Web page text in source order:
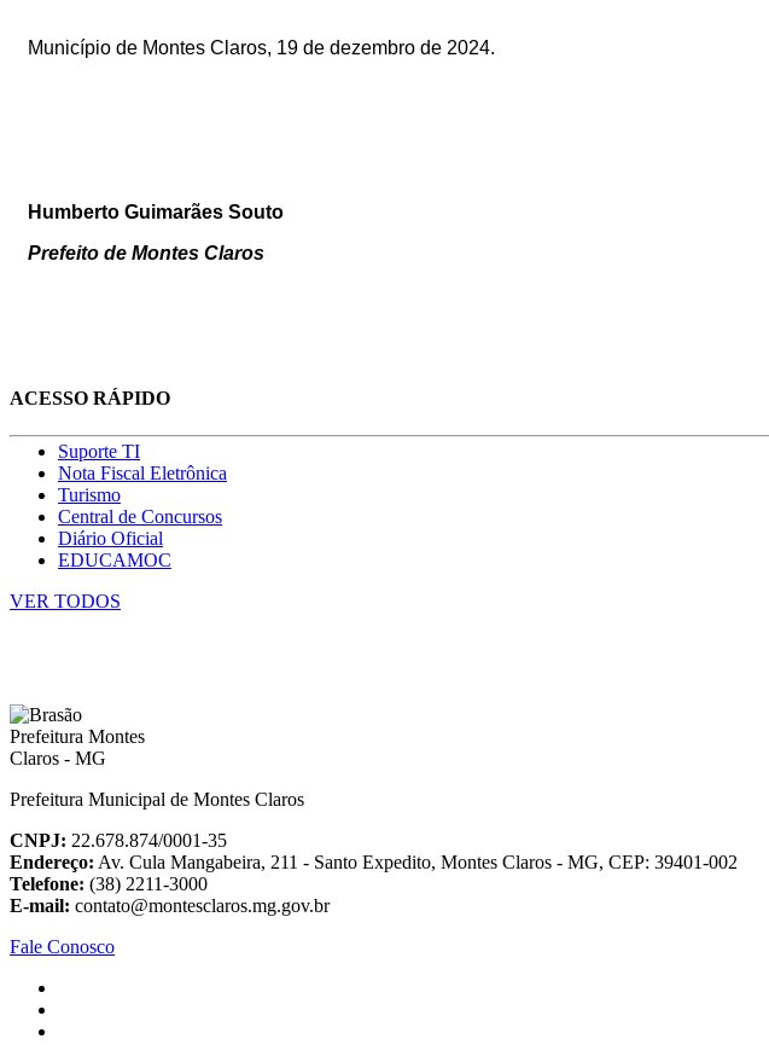
Município de Montes Claros, 19 de dezembro de 2024.
Humberto Guimarães Souto
Prefeito de Montes Claros
ACESSO RÁPIDO
Suporte TI
Nota Fiscal Eletrônica
Turismo
Central de Concursos
Diário Oficial
EDUCAMOC
VER TODOS
Prefeitura Municipal de Montes Claros
CNPJ: 22.678.874/0001-35
Endereço: Av. Cula Mangabeira, 211 - Santo Expedito, Montes Claros - MG, CEP: 39401-002
Telefone: (38) 2211-3000
E-mail: contato@montesclaros.mg.gov.br
Fale Conosco